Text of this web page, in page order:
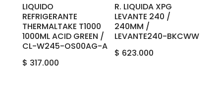
LIQUIDO
REFRIGERANTE
THERMALTAKE T1000
1000ML ACID GREEN /
CL-W245-OS00AG-A
$ 317.000
R. LIQUIDA XPG
LEVANTE 240 /
240MM /
LEVANTE240-BKCWW
$ 623.000